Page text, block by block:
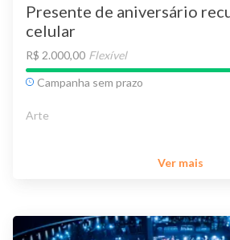
Presente de aniversário
celular
R$ 2.000,00 Flexível
Campanha sem prazo
Arte
Ver mais